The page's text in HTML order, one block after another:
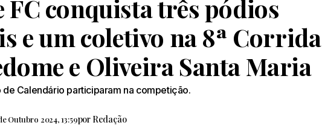
FC conquista três pódios
e um coletivo na 8ª Corrida
e Oliveira Santa Maria
Calendário participaram na competição.
Outubro 2024, 13:59por Redação